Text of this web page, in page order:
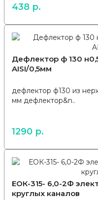
ЕОК-315- 6,0-2Ф
круглых каналов
Дефлектор ф 130
AISI/0,5мм
дефлектор ф130 из
мм дефлектор&n..
1290 р.
438 р.